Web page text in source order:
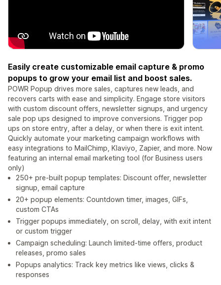
Easily create customizable email capture & promo
popups to grow your email list and boost sales.
POWR Popup drives more sales, captures new leads, and
recovers carts with ease and simplicity. Engage store visitors
with custom discount offers, newsletter signups, and urgency
sale pop ups designed to improve conversions. Trigger pop
ups on store entry, after a delay, or when there is exit intent.
Quickly automate your marketing campaign workflows with
easy integrations to MailChimp, Klaviyo, Zapier, and more. Now
featuring an internal email marketing tool (for Business users
only)
250+ pre-built popup templates: Discount offer, newsletter
signup, email capture
20+ popup elements: Countdown timer, images, GIFs,
custom CTAs
Trigger popups immediately, on scroll, delay, with exit intent
or custom trigger
Campaign scheduling: Launch limited-time offers, product
releases, promo sales
Popups analytics: Track key metrics like views, clicks &
responses